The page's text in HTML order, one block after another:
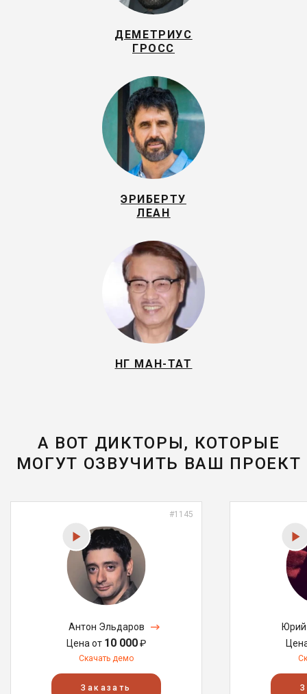
ДЕМЕТРИУС
ГРОСС
ЭРИБЕРТУ
ЛЕАН
НГ МАН-ТАТ
А ВОТ ДИКТОРЫ, КОТОРЫЕ
МОГУТ ОЗВУЧИТЬ ВАШ ПРОЕКТ
#1145
Антон Эльдаров
Цена от 10 000₽
Скачать демо
Заказать